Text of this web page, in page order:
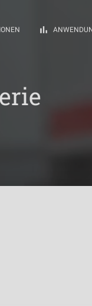
bar_chart